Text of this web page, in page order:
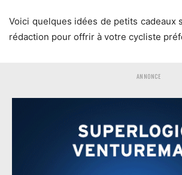
Voici quelques idées de petits cadeaux
rédaction pour offrir à votre cycliste
ANNONCE